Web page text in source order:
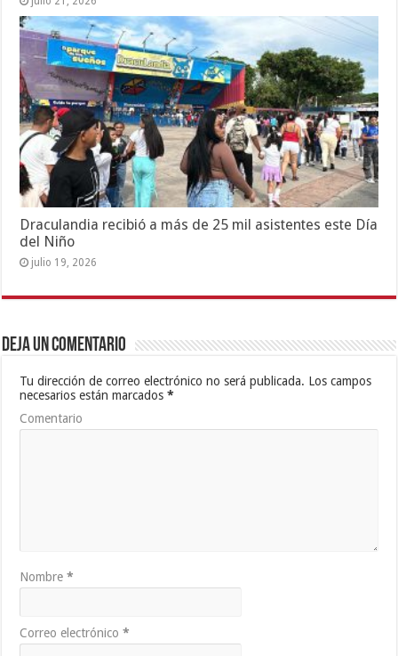
Draculandia recibió a más de 25 mil asistentes este Día
del Niño
julio 19, 2026
Deja un comentario
Tu dirección de correo electrónico no será publicada. Los campos
necesarios están marcados*
Comentario
Nombre*
Correo electrónico*